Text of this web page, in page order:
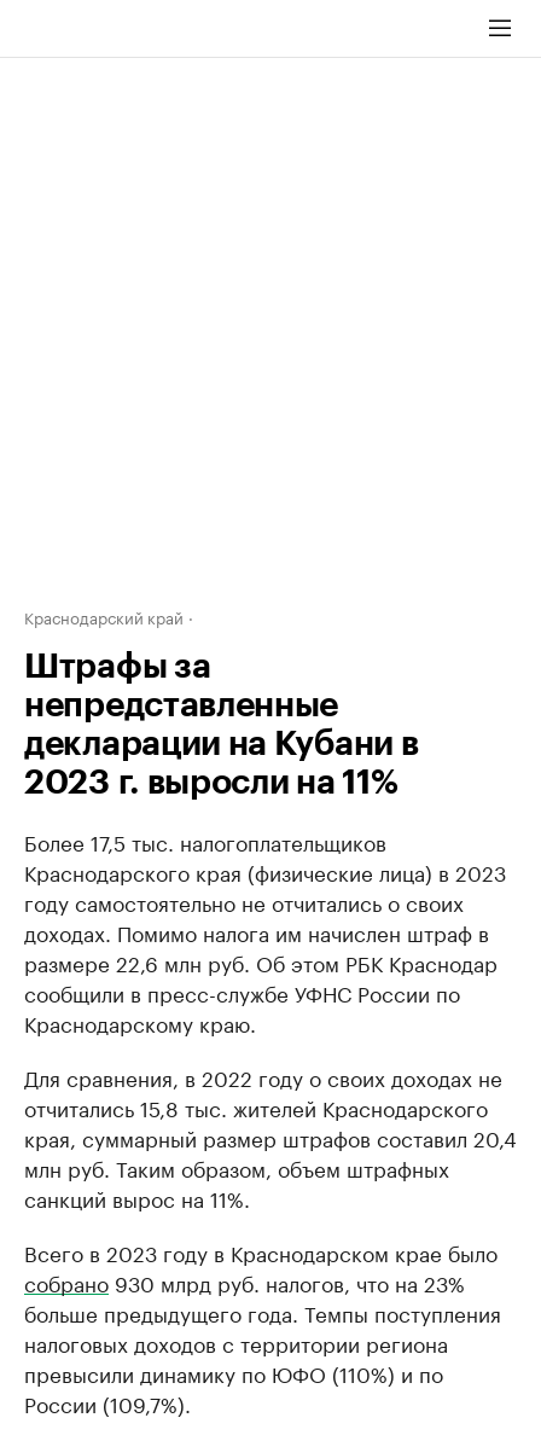
Краснодарский край
Штрафы за
непредставленные
декларации на Кубани в
2023 г. выросли на 11%
Более 17,5 тыс. налогоплательщиков
Краснодарского края (физические лица) в 2023
году самостоятельно не отчитались о своих
доходах. Помимо налога им начислен штраф в
размере 22,6 млн руб. Об этом РБК Краснодар
сообщили в пресс-службе УФНС России по
Краснодарскому краю.
Для сравнения, в 2022 году о своих доходах не
отчитались 15,8 тыс. жителей Краснодарского
края, суммарный размер штрафов составил 20,4
млн руб. Таким образом, объем штрафных
санкций вырос на 11%.
Всего в 2023 году в Краснодарском крае было
собрано 930 млрд руб. налогов, что на 23%
больше предыдущего года. Темпы поступления
налоговых доходов с территории региона
превысили динамику по ЮФО (110%) и по
России (109,7%).